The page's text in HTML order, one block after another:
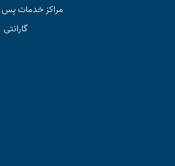
مراکز خدمات
گارانتی